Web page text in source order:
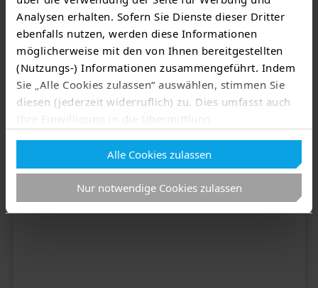
Analysen erhalten. Sofern Sie Dienste dieser Dritter
ebenfalls nutzen, werden diese Informationen
möglicherweise mit den von Ihnen bereitgestellten
(Nutzungs-) Informationen zusammengeführt. Indem
Sie „Alle Cookies zulassen“ auswählen, stimmen Sie
diesen (jederzeit widerruflich) zu. Dies umfasst auch
Ihre Einwilligung in die Übermittlung
nach Art. 49 Abs. 1 lit. a) DSGVO
. Eine
entsprechend erteilte Einwilligung kann jederzeit
widerrufen werden. Nähere Informationen zu allem
Vorgenannten finden Sie in dieserCookieerklärung. In
Alle Cookies zulassen
Nur notwendige Cookies zulassen
Herzstück des HYC 1000​
Modular mit 4 bis 8 Powerstacks​
SiC-Stack GEN2 mit 125 kW Leistung